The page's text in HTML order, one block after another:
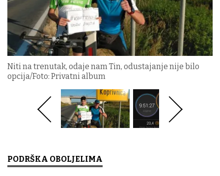
Niti na trenutak, odaje nam Tin, odustajanje nije bilo
opcija/Foto: Privatni album
PODRŠKA OBOLJELIMA